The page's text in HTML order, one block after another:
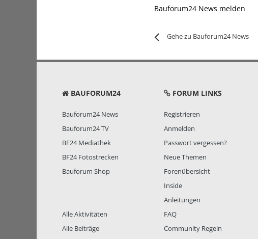
Bauforum24 News melden
Gehe zu Bauforum24 News
BAUFORUM24
Bauforum24 News
Bauforum24 TV
BF24 Mediathek
BF24 Fotostrecken
Bauforum Shop
Alle Aktivitäten
Alle Beiträge
FORUM LINKS
Registrieren
Anmelden
Passwort vergessen?
Neue Themen
Forenübersicht
Inside
Anleitungen
FAQ
Community Regeln